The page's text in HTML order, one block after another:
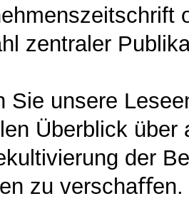
zentraler
Sie unsere
Überblick über
der
zu verschaﬀen.